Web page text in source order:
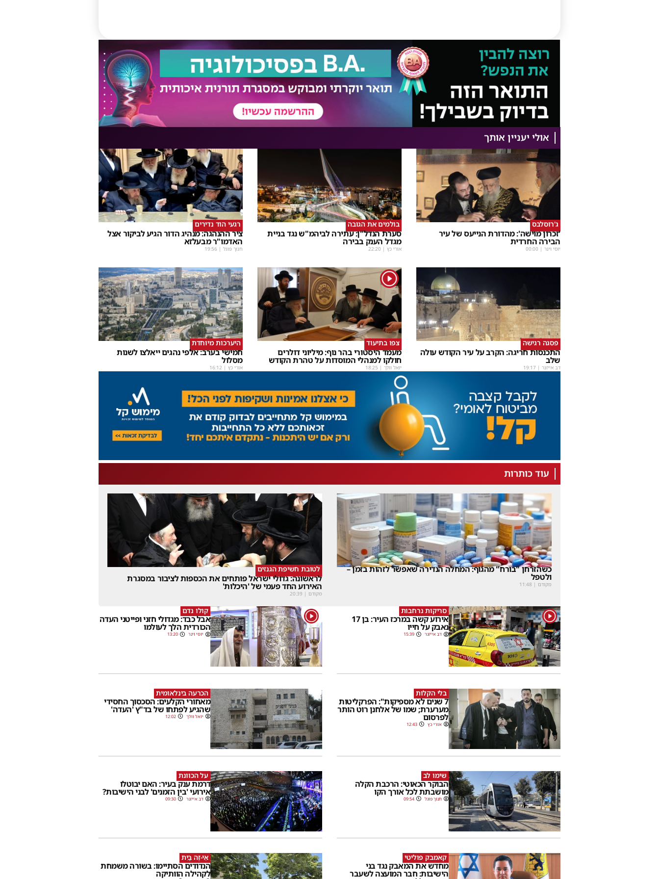
אולי יעניין אותך
ג'רוסלבס
'זכרון מוישה': מהדורת הנייעס של עיר
הבירה החרדית
יוסי וינר |
00:00
בולמים את הגובה
סערת הנדל"ן: עתירה לביהמ"ש נגד בניית
מגדל הענק בבירה
אורי כץ |
22:20
רגעי הוד נדירים
ציר ההנהגה: מנהיג הדור הגיע לביקור אצל
האדמו"ר מבעלזא
חנוך פוגל |
19:56
פסגה רגישה
התכנסות חריגה: הקרב על עיר הקודש עולה
שלב
דב אייזנר |
19:17
1
צפו בתיעוד
מעמד היסטורי בהר נוף: מיליוני דולרים
חולקו למנהלי המוסדות על טהרת הקודש
יואל וולך |
18:25
היערכות מיוחדת
חמישי בערב: אלפי נהגים ייאלצו לשנות
מסלול
אורי כץ |
16:12
עוד כותרות
כשהזרחן "בורח" מהגוף: המחלה הנדירה שאפשר לזהות בזמן –
ולטפל
מקודם |
11:48
לטובת חשיפת הגנזים
לראשונה: גדולי ישראל פותחים את הכספות לציבור במסגרת
האירוע החד פעמי של 'היכלות'
מקודם |
20:39
1 סריקות נרחבות
אירוע קשה במרכז העיר: בן 17
נאבק על חייו
דב אייזנר 15:39
1 קולו נדם
אבל כבד: מגדולי חזני ופייטני העדה
הכורדית הלך לעולמו
יוסי וינר 13:20
בלי הקלות
7 שנים לא מספיקות": הפרקליטות
מערערת; שמו של אלחנן רוט הותר
לפרסום
אורי כץ 12:43
הכרעה בינלאומית
מאחורי הקלעים: הסכסוך החסידי
שהגיע לפתחו של בד"ץ 'העדה'
יואל וולך 12:02
שימו לב
הבוקר הכאוטי: הרכבת הקלה
מושבתת לכל אורך הקו
חנוך פוגל 09:54
על הכוונת
דרמת ענק בעיר: האם יבוטלו
אירועי 'בין הזמנים' לבני הישיבות?
דב אייזנר 09:30
קאמבק פוליטי
מחדש את המאבק נגד בני
הישיבות: חבר המועצה לשעבר
אֵי-זֶה בַּיִת
הנדודים הסתיימו: בשורה משמחת
לקהילה הוותיקה